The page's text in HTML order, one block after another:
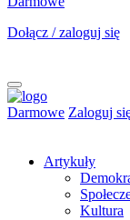
Dołącz / zaloguj się
Darmowe Zaloguj
Artykuły
Kultura